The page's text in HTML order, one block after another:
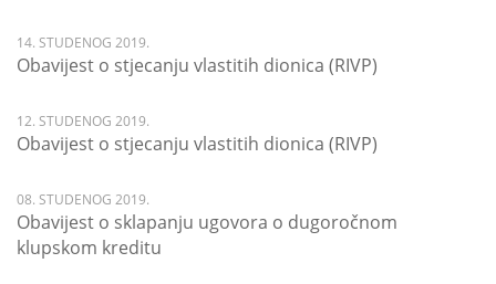
14. STUDENOG 2019.
Obavijest o stjecanju vlastitih dionica (RIVP)
12. STUDENOG 2019.
Obavijest o stjecanju vlastitih dionica (RIVP)
08. STUDENOG 2019.
Obavijest o sklapanju ugovora o dugoročnom
klupskom kreditu